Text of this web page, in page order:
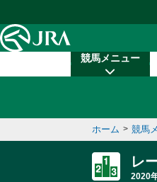
競馬メニュー
ホーム > 競馬
レ
2020